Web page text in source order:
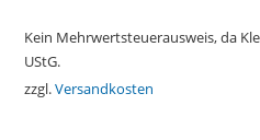
Kein Mehrwertsteuerausweis, da
UStG.
zzgl.Versandkosten